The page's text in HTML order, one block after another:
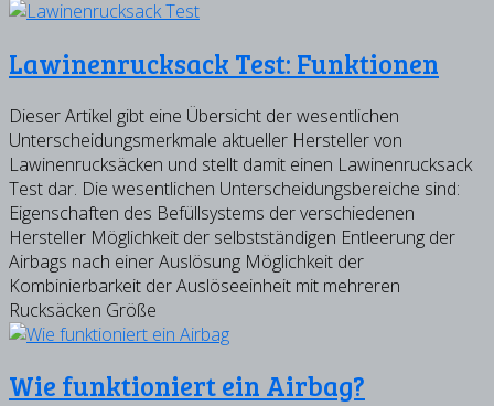
Lawinenrucksack Test: Funktionen
Dieser Artikel gibt eine Übersicht der wesentlichen
Unterscheidungsmerkmale aktueller Hersteller von
Lawinenrucksäcken und stellt damit einen Lawinenrucksack
Test dar. Die wesentlichen Unterscheidungsbereiche sind:
Eigenschaften des Befüllsystems der verschiedenen
Hersteller Möglichkeit der selbstständigen Entleerung der
Airbags nach einer Auslösung Möglichkeit der
Kombinierbarkeit der Auslöseeinheit mit mehreren
Rucksäcken Größe
Wie funktioniert ein Airbag?